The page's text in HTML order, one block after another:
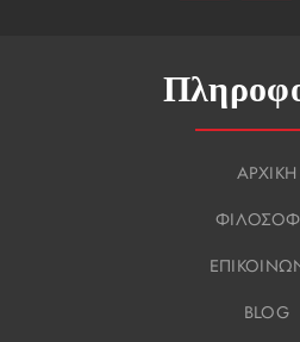
ΑΡΧΙΚΗ
BLOG